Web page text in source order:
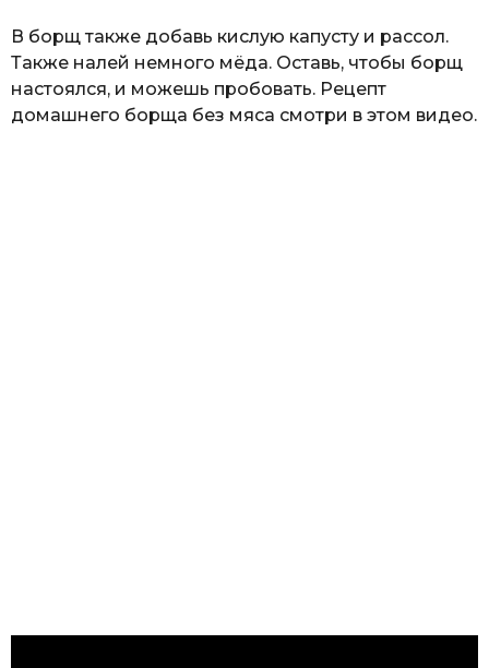
В борщ также добавь кислую капусту и рассол.
Также налей немного мёда. Оставь, чтобы борщ
настоялся, и можешь пробовать. Рецепт
домашнего борща без мяса смотри в этом видео.